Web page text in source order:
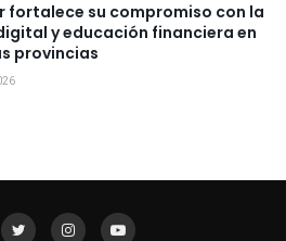
fortalece su compromiso con la
y educación financiera en
provincias